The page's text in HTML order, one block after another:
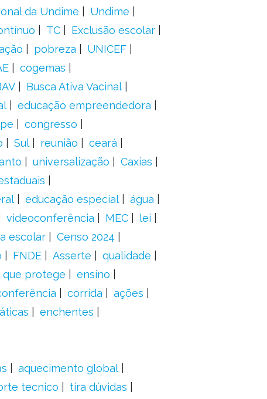
da Undime
Undime
TC
Exclusão escolar
pobreza
UNICEF
cogemas
Busca Ativa Vacinal
educação empreendedora
congresso
Sul reunião
ceará
universalização
Caxias
educação especial
água
videoconferência MEC
lei
escolar
Censo 2024
FNDE Asserte
qualidade
que protege
ensino
corrida
ações
enchentes
aquecimento global
tecnico
tira dúvidas